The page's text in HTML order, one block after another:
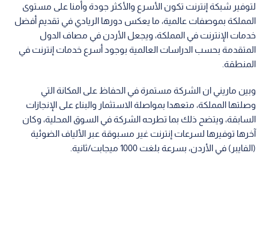
لتوفير شبكة إنترنت تكون الأسرع والأكثر جودة وأمنا على مستوى
المملكة بموصفات عالمية، ما يعكس دورها الريادي في تقديم أفضل
خدمات الإنترنت في المملكة، ويجعل الأردن في مصاف الدول
المتقدمة بحسب الدراسات العالمية بوجود أسرع خدمات إنترنت في
المنطقة.
وبين ماريني ان الشركة مستمرة في الحفاظ على المكانة التي
وصلتها المملكة، متعهدا بمواصلة الاستثمار والبناء على الإنجازات
السابقة، ويتضح ذلك بما تطرحه الشركة في السوق المحلية، وكان
آخرها توفيرها لسرعات إنترنت غير مسبوقة عبر الألياف الضوئية
(الفايبر) في الأردن، بسرعة بلغت 1000 ميجابت/ثانية.